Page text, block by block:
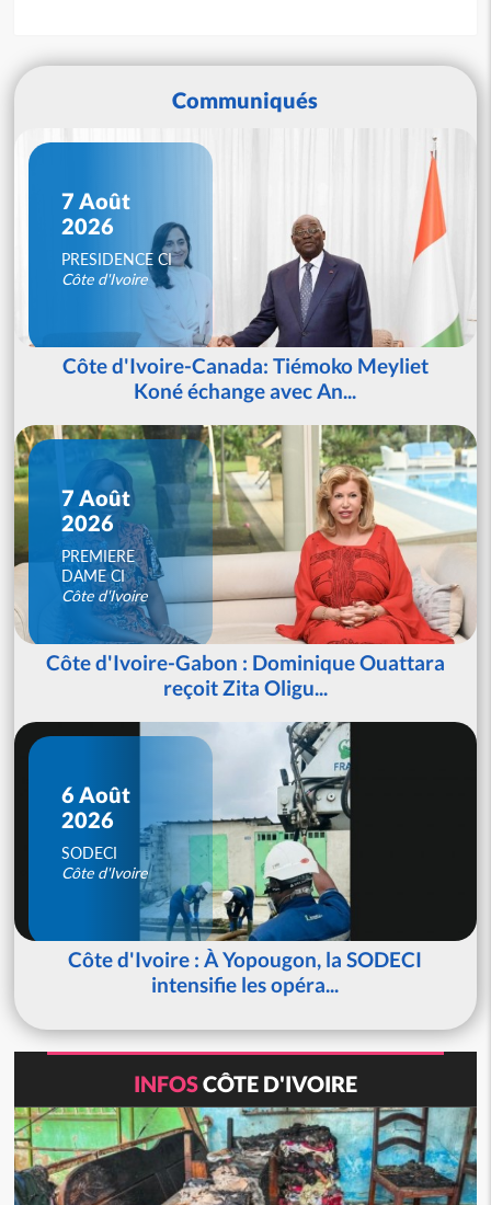
Communiqués
7 Août
2026
PRESIDENCE CI
Côte d'Ivoire
Côte d'Ivoire-Canada: Tiémoko Meyliet
Koné échange avec An...
7 Août
2026
PREMIERE
DAME CI
Côte d'Ivoire
Côte d'Ivoire-Gabon : Dominique Ouattara
reçoit Zita Oligu...
6 Août
2026
SODECI
Côte d'Ivoire
Côte d'Ivoire : À Yopougon, la SODECI
intensifie les opéra...
INFOSCÔTE D'IVOIRE